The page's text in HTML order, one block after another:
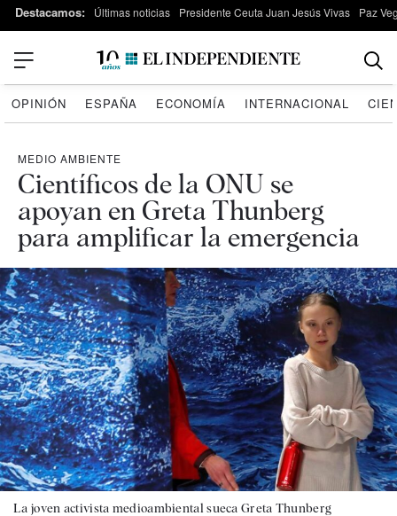
Destacamos: Últimas noticias Presidente Ceuta Juan Jesús Vivas Paz
OPINIÓN ESPAÑA ECONOMÍA INTERNACIONAL
MEDIO AMBIENTE
Científicos de la ONU se
apoyan en Greta Thunberg
para amplificar la emergencia
La joven activista medioambiental sueca Greta Thunberg